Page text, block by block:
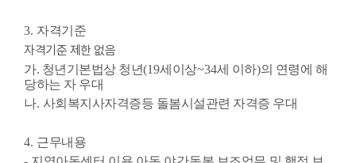
3. 자격기준
자격기준 제한 없음
가. 청년기본법상 청년(19세이상~34세 이하)의 연령에 해
당하는 자 우대
나. 사회복지사자격증등 돌봄시설관련 자격증 우대
4. 근무내용